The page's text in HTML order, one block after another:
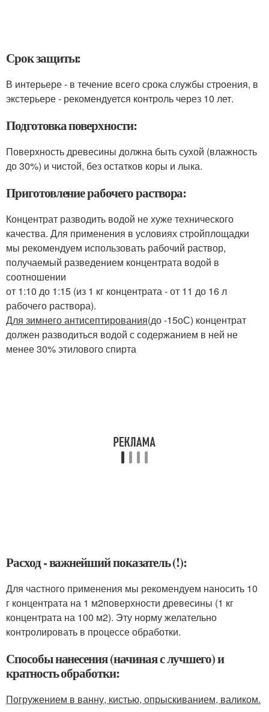
Срок защиты:
В интерьере - в течение всего срока службы строения, в
экстерьере - рекомендуется контроль через 10 лет.
Подготовка поверхности:
Поверхность древесины должна быть сухой (влажность
до 30%) и чистой, без остатков коры и лыка.
Приготовление рабочего раствора:
Концентрат разводить водой не хуже технического
качества. Для применения в условиях стройплощадки
мы рекомендуем использовать рабочий раствор,
получаемый разведением концентрата водой в
соотношении
от 1:10 до 1:15 (из 1 кг концентрата - от 11 до 16 л
рабочего раствора).
Для зимнего антисептирования(до -15оС) концентрат
должен разводиться водой с содержанием в ней не
менее 30% этилового спирта
Расход - важнейший показатель (!):
Для частного применения мы рекомендуем наносить 10
г концентрата на 1 м2поверхности древесины (1 кг
концентрата на 100 м2). Эту норму желательно
контролировать в процессе обработки.
Способы нанесения (начиная с лучшего) и
кратность обработки:
Погружением в ванну, кистью, опрыскиванием, валиком.